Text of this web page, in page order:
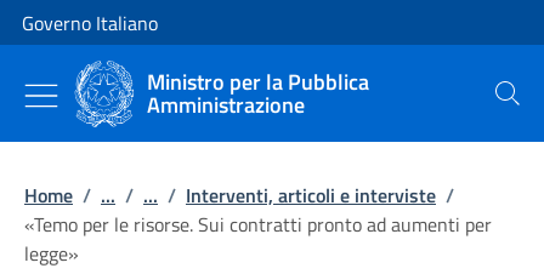
Vai al contenuto
Vai alla navigazione del sito
Governo Italiano
Ministro per la Pubblica
Amministrazione Cerca
Home / ... / ... / Interventi, articoli e interviste /
«Temo per le risorse. Sui contratti pronto ad aumenti per
legge»